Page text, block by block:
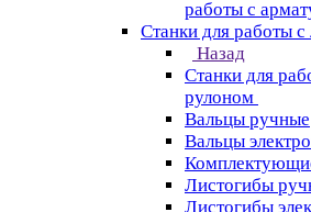
работы с
Станки для работы
Назад
Станки для
рулоном
Вальцы ручные
Вальцы
Листогибы
Листогибы